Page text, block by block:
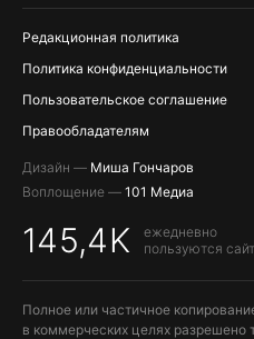
Редакционная политика
Политика конфиденциальности
Пользовательское соглашение
Правообладателям
Дизайн — Миша Гончаров
Воплощение — 101 Медиа
145,4K
ежедневно
пользуются
Полное или частичное
в коммерческих целях разрешено